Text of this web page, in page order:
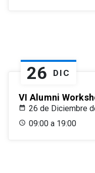
26 DIC
VI Alumni
26 de Diciembre
09:00 a 19:00